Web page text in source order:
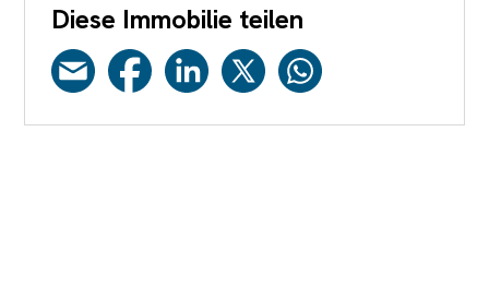
Diese Immobilie teilen